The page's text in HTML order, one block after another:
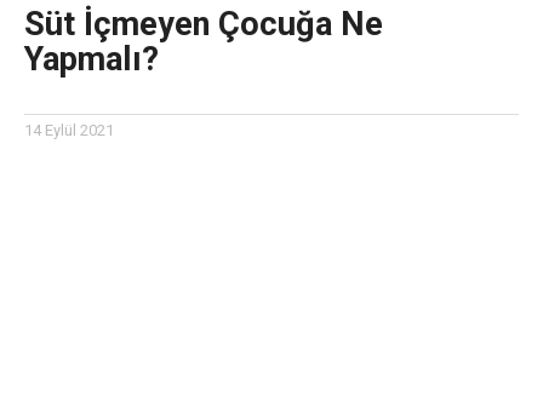
Süt İçmeyen Çocuğa Ne
Yapmalı?
14 Eylül 2021